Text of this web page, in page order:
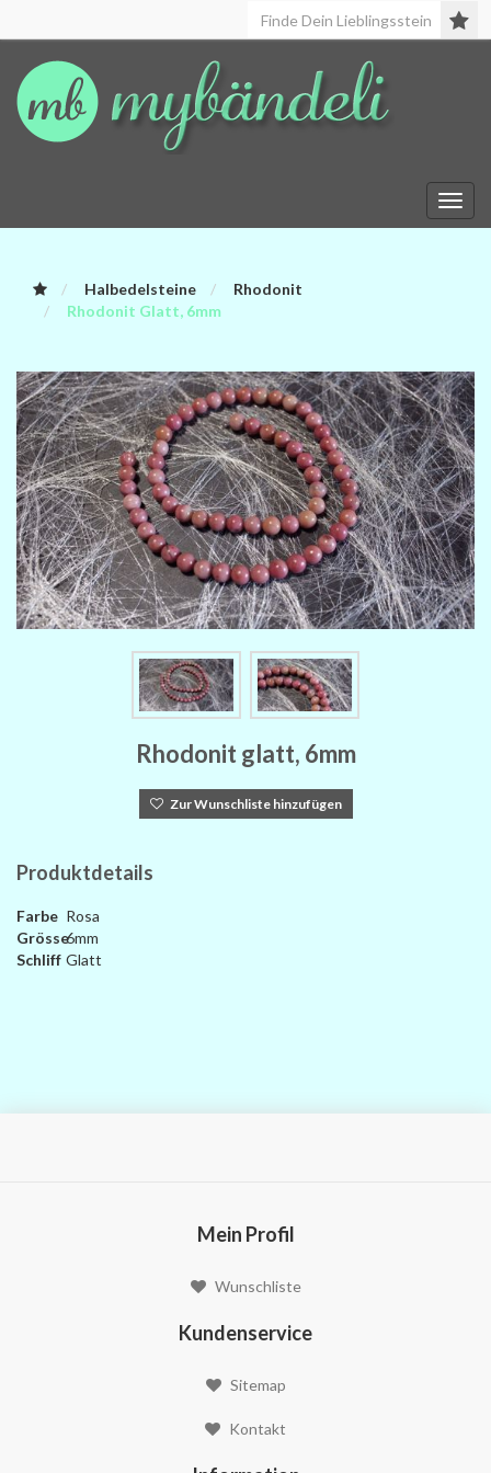
Halbedelsteine
Rhodonit
Rhodonit Glatt, 6mm
Rhodonit glatt, 6mm
Zur Wunschliste hinzufügen
Produktdetails
Farbe Rosa
Grösse6mm
Schliff Glatt
Mein Profil
Wunschliste
Kundenservice
Sitemap
Kontakt